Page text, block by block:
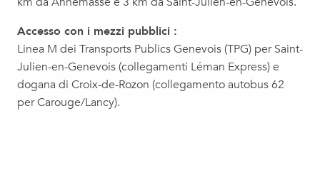
Accesso con i mezzi pubblici :
Linea M dei Transports Publics Genevois (TPG) per Saint-
Julien-en-Genevois (collegamenti Léman Express) e
dogana di Croix-de-Rozon (collegamento autobus 62
per Carouge/Lancy).